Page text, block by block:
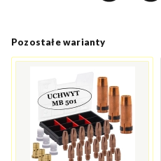
Pozostałe warianty